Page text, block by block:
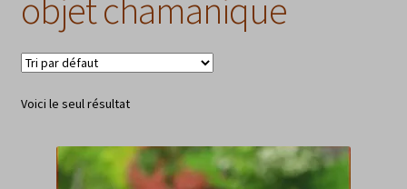
objet chamanique
Voici le seul résultat